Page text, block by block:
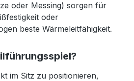
oder Messing) sorgen für
oder
beste Wärmeleitfähigkeit.
im Sitz zu positionieren,